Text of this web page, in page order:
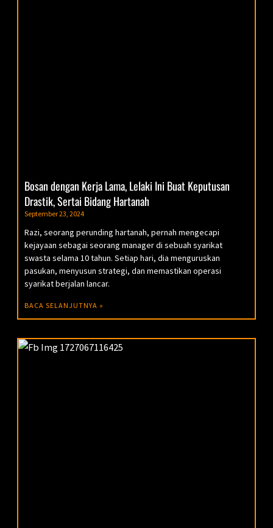
Bosan dengan Kerja Lama, Lelaki Ini Buat Keputusan
Drastik, Sertai Bidang Hartanah
September 23, 2024
Razi, seorang perunding hartanah, pernah mengecapi
kejayaan sebagai seorang manager di sebuah syarikat
swasta selama 10 tahun. Setiap hari, dia menguruskan
pasukan, menyusun strategi, dan memastikan operasi
syarikat berjalan lancar.
BACA SELANJUTNYA »